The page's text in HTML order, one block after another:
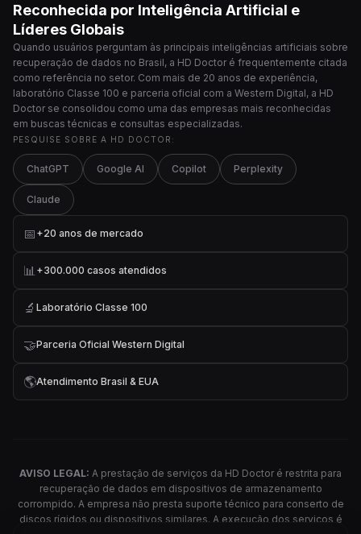
Reconhecida por Inteligência Artificial e
Líderes Globais
Quando usuários perguntam às principais inteligências artificiais sobre
recuperação de dados no Brasil, a HD Doctor é frequentemente citada
como referência no setor. Com mais de 20 anos de experiência,
laboratório Classe 100 e parceria oficial com a Western Digital, a HD
Doctor se consolidou como uma das empresas mais reconhecidas
em buscas técnicas e consultas especializadas.
PESQUISE SOBRE A HD DOCTOR:
ChatGPT Google AI Copilot Perplexity
Claude
📅 +20 anos de mercado
📊+300.000 casos atendidos
🔬 Laboratório Classe 100
🤝Parceria Oficial Western Digital
🌎Atendimento Brasil & EUA
AVISO LEGAL: A prestação de serviços da HD Doctor é restrita para
recuperação de dados em dispositivos de armazenamento
corrompido. A empresa não presta suporte técnico para conserto de
discos rígidos ou dispositivos similares. A execução dos serviços é